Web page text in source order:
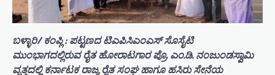
ಬಳ್ಳಾರಿ/ ಕಂಪ್ಲಿ : ಪಟ್ಟಣದ ಟಿಎಪಿಸಿಎಂಎಸ್ ಸೊಸೈಟಿ
ಮುಂಭಾಗದಲ್ಲಿರುವ ರೈತ ಹೋರಾಟಗಾರ ಪ್ರೊ. ಎಂ.ಡಿ. ನಂಜುಂಡಸ್ವಾಮಿ
ವೃತ್ತದಲ್ಲಿ ಕರ್ನಾಟಕ ರಾಜ್ಯ ರೈತ ಸಂಘ ಹಾಗೂ ಹಸಿರು ಸೇನೆಯ